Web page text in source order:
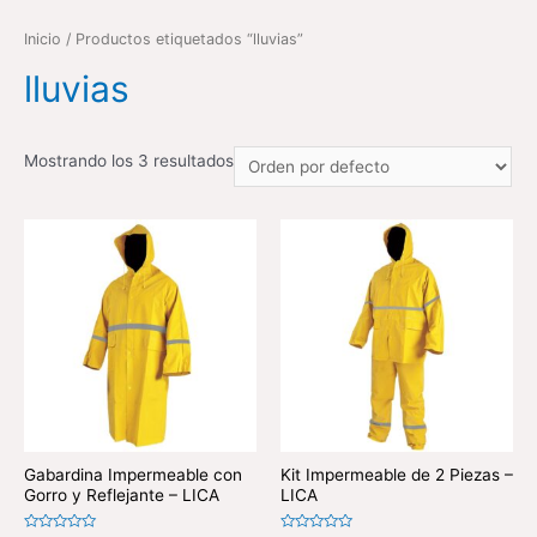
Inicio / Productos etiquetados “lluvias”
lluvias
Mostrando los 3 resultados
Gabardina Impermeable con
Gorro y Reflejante – LICA
Kit Impermeable de 2 Piezas –
LICA